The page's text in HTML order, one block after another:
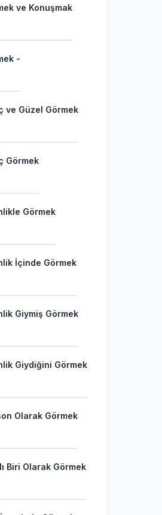
ve Konuşmak
-
ve Güzel Görmek
Görmek
Görmek
İçinde Görmek
Giymiş Görmek
Giydiğini Görmek
Olarak Görmek
Biri Olarak Görmek